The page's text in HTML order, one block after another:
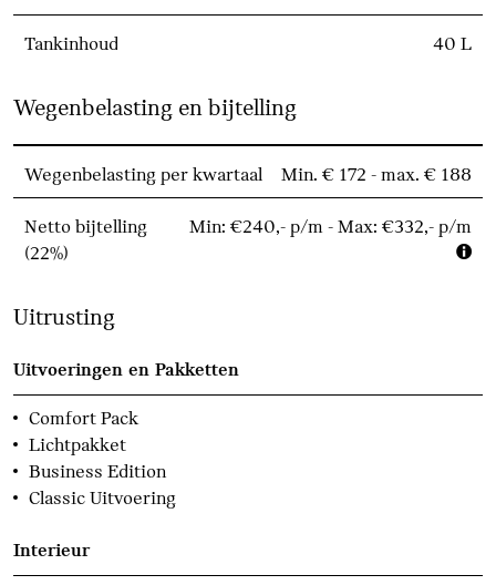
Tankinhoud 40 L
Wegenbelasting en bijtelling
Wegenbelasting per kwartaal Min. € 172 - max. € 188
Netto bijtelling
(22%)
Min: €240,- p/m - Max: €332,- p/m
Uitrusting
Uitvoeringen en Pakketten
Comfort Pack
Lichtpakket
Business Edition
Classic Uitvoering
Interieur